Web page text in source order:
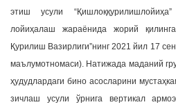
этиш усули
лойиҳалаш жараёнида жорий
Қурилиш Вазирлиги”нинг 2021 йил 17
маълумотномаси). Натижада маданий
ҳудудлардаги бино асосларини
зичлаш усули ўрнига вертикал